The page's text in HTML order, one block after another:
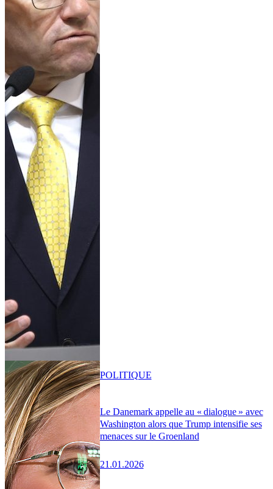
Le Danemark appelle au « dialogue » avec
Washington alors que Trump intensifie ses
menaces sur le Groenland
21.01.2026
POLITIQUE